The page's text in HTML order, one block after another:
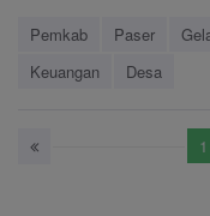
Pemkab Paser
Keuangan
Desa
1